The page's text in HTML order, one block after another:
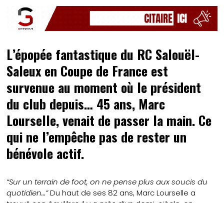
L’épopée fantastique du RC Salouël-
Saleux en Coupe de France est
survenue au moment où le président
du club depuis… 45 ans, Marc
Lourselle, venait de passer la main. Ce
qui ne l’empêche pas de rester un
bénévole actif.
“Sur un terrain de foot, on ne pense plus aux soucis du
quotidien…”Du haut de ses 82 ans, Marc Lourselle a